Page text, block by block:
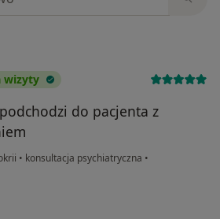
wizyty
do pacjenta z
• konsultacja psychiatryczna •